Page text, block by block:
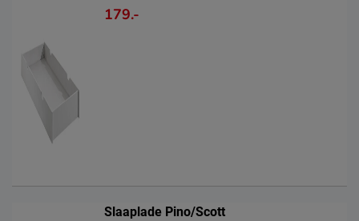
179.-
Slaaplade Pino/Scott